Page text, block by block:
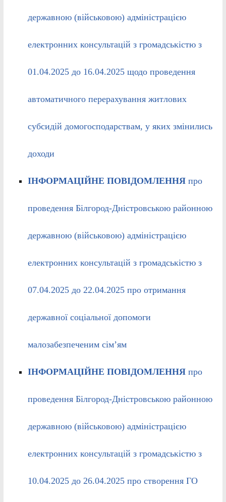
державною (військовою) адміністрацією
електронних консультацій з громадськістю з
01.04.2025 до 16.04.2025 щодо проведення
автоматичного перерахування житлових
субсидій домогосподарствам, у яких змінились
доходи
ІНФОРМАЦІЙНЕ ПОВІДОМЛЕННЯпро
проведення Білгород-Дністровською районною
державною (військовою) адміністрацією
електронних консультацій з громадськістю з
07.04.2025 до 22.04.2025 про отримання
державної соціальної допомоги
малозабезпеченим сім’ям
ІНФОРМАЦІЙНЕ ПОВІДОМЛЕННЯпро
проведення Білгород-Дністровською районною
державною (військовою) адміністрацією
електронних консультацій з громадськістю з
10.04.2025 до 26.04.2025 про створення ГО